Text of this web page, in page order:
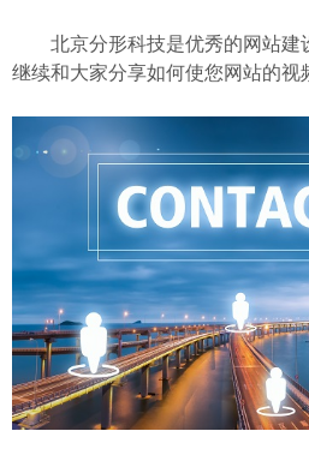
北京分形科技是优秀的网站建
继续和大家分享如何使您网站的视